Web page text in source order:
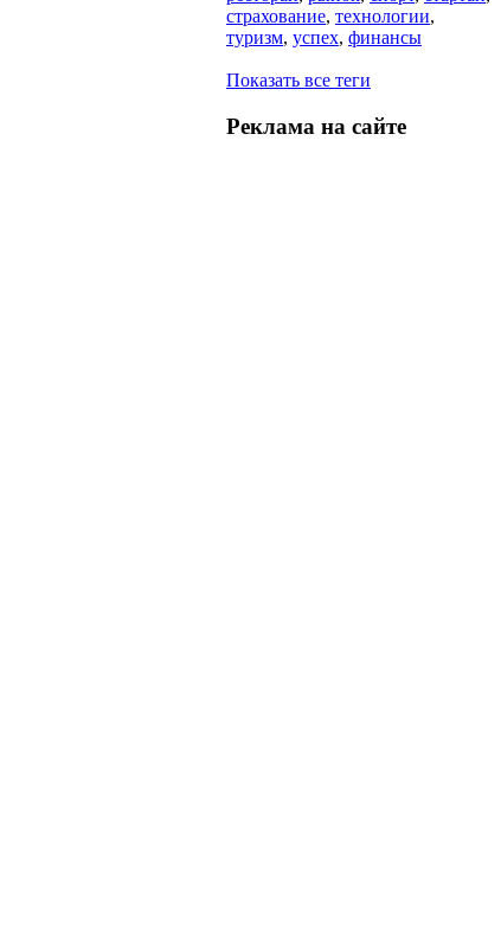
страхование, технологии,
туризм, успех, финансы
Показать все теги
Реклама на сайте